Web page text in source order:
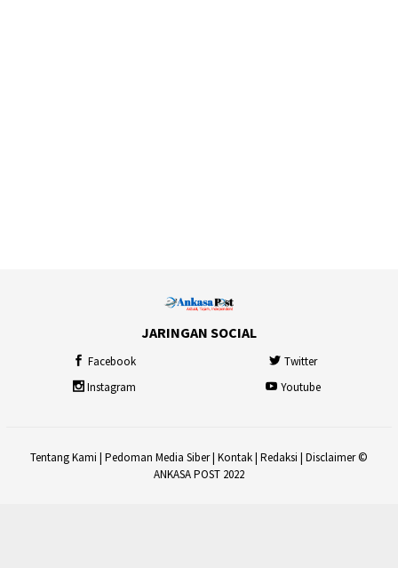
JARINGAN SOCIAL
Facebook
Twitter
Instagram
Youtube
Tentang Kami | Pedoman Media Siber| Kontak| Redaksi | Disclaimer©
ANKASA POST 2022